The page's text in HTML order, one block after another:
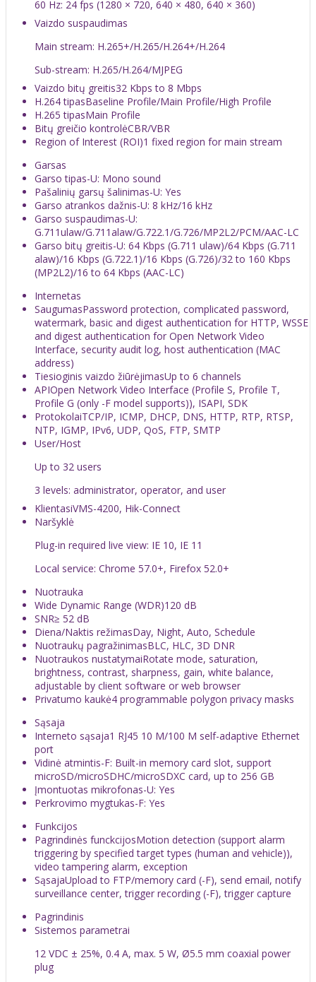
60 Hz: 24 fps (1280 × 720, 640 × 480, 640 × 360)
Vaizdo suspaudimas
Main stream: H.265+/H.265/H.264+/H.264
Sub-stream: H.265/H.264/MJPEG
Vaizdo bitų greitis32 Kbps to 8 Mbps
H.264 tipasBaseline Profile/Main Profile/High Profile
H.265 tipasMain Profile
Bitų greičio kontrolėCBR/VBR
Region of Interest (ROI)1 fixed region for main stream
Garsas
Garso tipas-U: Mono sound
Pašalinių garsų šalinimas-U: Yes
Garso atrankos dažnis-U: 8 kHz/16 kHz
Garso suspaudimas-U:
G.711ulaw/G.711alaw/G.722.1/G.726/MP2L2/PCM/AAC-LC
Garso bitų greitis-U: 64 Kbps (G.711 ulaw)/64 Kbps (G.711
alaw)/16 Kbps (G.722.1)/16 Kbps (G.726)/32 to 160 Kbps
(MP2L2)/16 to 64 Kbps (AAC-LC)
Internetas
SaugumasPassword protection, complicated password,
watermark, basic and digest authentication for HTTP, WSSE
and digest authentication for Open Network Video
Interface, security audit log, host authentication (MAC
address)
Tiesioginis vaizdo žiūrėjimasUp to 6 channels
APIOpen Network Video Interface (Profile S, Profile T,
Profile G (only -F model supports)), ISAPI, SDK
ProtokolaiTCP/IP, ICMP, DHCP, DNS, HTTP, RTP, RTSP,
NTP, IGMP, IPv6, UDP, QoS, FTP, SMTP
User/Host
Up to 32 users
3 levels: administrator, operator, and user
KlientasiVMS-4200, Hik-Connect
Naršyklė
Plug-in required live view: IE 10, IE 11
Local service: Chrome 57.0+, Firefox 52.0+
Nuotrauka
Wide Dynamic Range (WDR)120 dB
SNR≥ 52 dB
Diena/Naktis režimasDay, Night, Auto, Schedule
Nuotraukų pagražinimasBLC, HLC, 3D DNR
Nuotraukos nustatymaiRotate mode, saturation,
brightness, contrast, sharpness, gain, white balance,
adjustable by client software or web browser
Privatumo kaukė4 programmable polygon privacy masks
Sąsaja
Interneto sąsaja1 RJ45 10 M/100 M self-adaptive Ethernet
port
Vidinė atmintis-F: Built-in memory card slot, support
microSD/microSDHC/microSDXC card, up to 256 GB
Įmontuotas mikrofonas-U: Yes
Perkrovimo mygtukas-F: Yes
Funkcijos
Pagrindinės funckcijosMotion detection (support alarm
triggering by specified target types (human and vehicle)),
video tampering alarm, exception
SąsajaUpload to FTP/memory card (-F), send email, notify
surveillance center, trigger recording (-F), trigger capture
Pagrindinis
Sistemos parametrai
12 VDC ± 25%, 0.4 A, max. 5 W, Ø5.5 mm coaxial power
plug